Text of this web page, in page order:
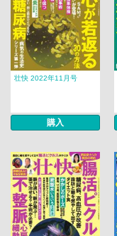
壮快 2022年11月号
購入